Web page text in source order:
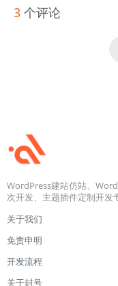
3 个评论
WordPress建站仿站、
次开发、主题插件定制开发
关于我们
免责申明
开发流程
关于封号